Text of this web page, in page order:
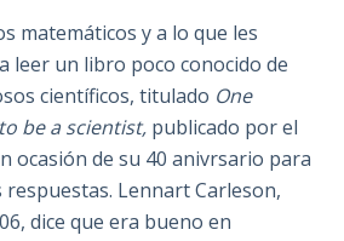
matemáticos y a lo que les
leer un libro poco conocido de
científicos, titulado One
be a scientist,publicado por el
ocasión de su 40 anivrsario para
Lennart Carleson,
dice que era bueno en